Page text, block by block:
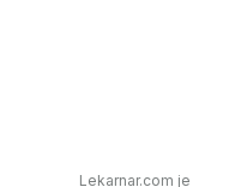
Lekarnar.com je